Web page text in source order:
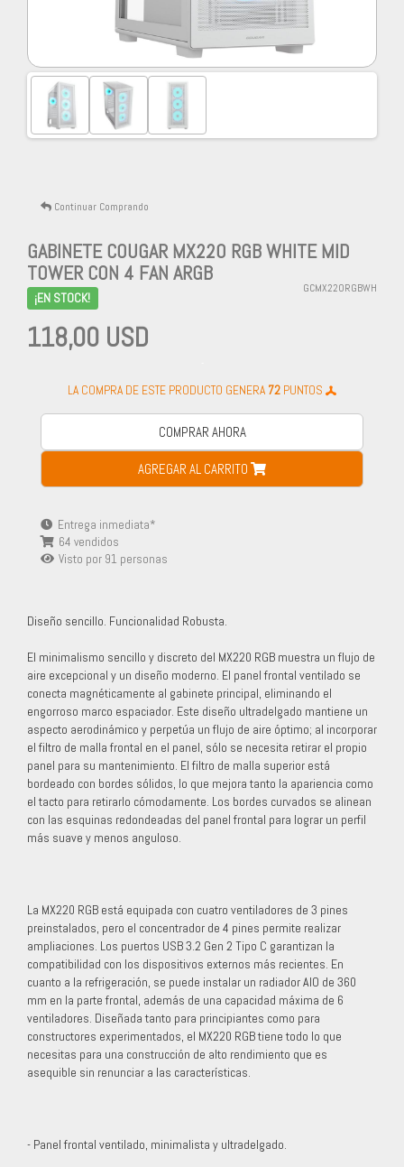
Continuar Comprando
GABINETE COUGAR MX220 RGB WHITE MID
TOWER CON 4 FAN ARGB
¡EN STOCK!
GCMX220RGBWH
118,00 USD
LA COMPRA DE ESTE PRODUCTO GENERA 72 PUNTOS
COMPRAR AHORA
AGREGAR AL CARRITO
Entrega inmediata*
64 vendidos
Visto por 91 personas
Diseño sencillo. Funcionalidad Robusta.
El minimalismo sencillo y discreto del MX220 RGB muestra un flujo de
aire excepcional y un diseño moderno. El panel frontal ventilado se
conecta magnéticamente al gabinete principal, eliminando el
engorroso marco espaciador. Este diseño ultradelgado mantiene un
aspecto aerodinámico y perpetúa un flujo de aire óptimo; al incorporar
el filtro de malla frontal en el panel, sólo se necesita retirar el propio
panel para su mantenimiento. El filtro de malla superior está
bordeado con bordes sólidos, lo que mejora tanto la apariencia como
el tacto para retirarlo cómodamente. Los bordes curvados se alinean
con las esquinas redondeadas del panel frontal para lograr un perfil
más suave y menos anguloso.
La MX220 RGB está equipada con cuatro ventiladores de 3 pines
preinstalados, pero el concentrador de 4 pines permite realizar
ampliaciones. Los puertos USB 3.2 Gen 2 Tipo C garantizan la
compatibilidad con los dispositivos externos más recientes. En
cuanto a la refrigeración, se puede instalar un radiador AIO de 360
mm en la parte frontal, además de una capacidad máxima de 6
ventiladores. Diseñada tanto para principiantes como para
constructores experimentados, el MX220 RGB tiene todo lo que
necesitas para una construcción de alto rendimiento que es
asequible sin renunciar a las características.
- Panel frontal ventilado, minimalista y ultradelgado.